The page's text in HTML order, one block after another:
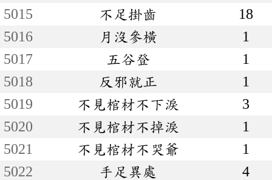
5015
不足掛齒
18
5016
月沒參橫
1
5017
五谷登
1
5018
反邪就正
1
5019
不見棺材不下淚
3
5020
不見棺材不掉淚
1
5021
不見棺材不哭爺
1
5022
手足異處
4